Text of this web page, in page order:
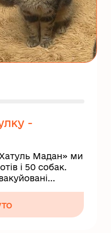
-
Мадан» ми
і 50 собак.